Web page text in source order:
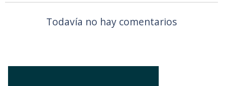
Todavía no hay comentarios